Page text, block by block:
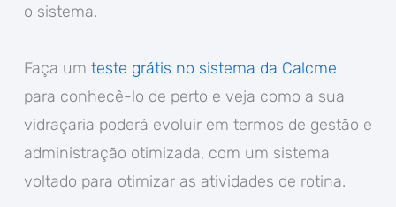
o sistema.
Faça um teste grátis no sistema da Calcme
para conhecê-lo de perto e veja como a sua
vidraçaria poderá evoluir em termos de gestão e
administração otimizada, com um sistema
voltado para otimizar as atividades de rotina.